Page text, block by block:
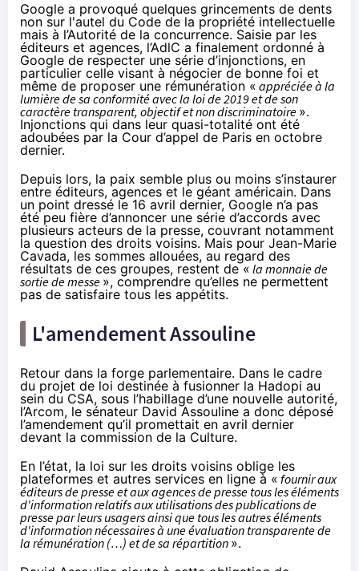
Google a provoqué quelques grincements de dents
non sur l'autel du Code de la propriété intellectuelle
mais à l’Autorité de la concurrence. Saisie par les
éditeurs et agences, l’AdlC a finalement ordonné à
Google de respecter une série d’injonctions, en
particulier celle visant à négocier de bonne foi et
même de proposer une rémunération « appréciée à la
lumière de sa conformité avec la loi de 2019 et de son
caractère transparent, objectif et non discriminatoire ».
Injonctions qui dans leur quasi-totalité ont été
adoubées par la Cour d’appel de Paris en octobre
dernier.
Depuis lors, la paix semble plus ou moins s’instaurer
entre éditeurs, agences et le géant américain. Dans
un point dressé le 16 avril dernier, Google n’a pas
été peu fière d’annoncer une série d’accords avec
plusieurs acteurs de la presse, couvrant notamment
la question des droits voisins. Mais pour Jean-Marie
Cavada, les sommes allouées, au regard des
résultats de ces groupes, restent de « la monnaie de
sortie de messe », comprendre qu’elles ne permettent
pas de satisfaire tous les appétits.
L'amendement Assouline
Retour dans la forge parlementaire. Dans le cadre
du projet de loi destinée à fusionner la Hadopi au
sein du CSA, sous l’habillage d’une nouvelle autorité,
l’Arcom, le sénateur David Assouline a donc déposé
l’amendement qu’il promettait en avril dernier
devant la commission de la Culture.
En l’état, la loi sur les droits voisins oblige les
plateformes et autres services en ligne à « fournir aux
éditeurs de presse et aux agences de presse tous les éléments
d'information relatifs aux utilisations des publications de
presse par leurs usagers ainsi que tous les autres éléments
d'information nécessaires à une évaluation transparente de
la rémunération (…) et de sa répartition ».